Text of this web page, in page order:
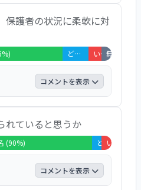
、「どちらともいえ
、「いいえ」の回答は
当」の回答は1.6%で
、「散歩に行ったり、
なので十分行われてい
ナで制限がある中で
て下さっているなと感
せられていた。
保護者の状況に柔軟に対
どちらともいえない 8名 (13%) いいえ 4名 (6%)
コメントを表示
、「どちらともいえ
「いいえ」の回答は
当」の回答は4.8%で
、「あまりないです
った時、待っていてく
寄せられていた。
れていると思うか
(90%) どちらともいえない 3名 (5%)
コメントを表示